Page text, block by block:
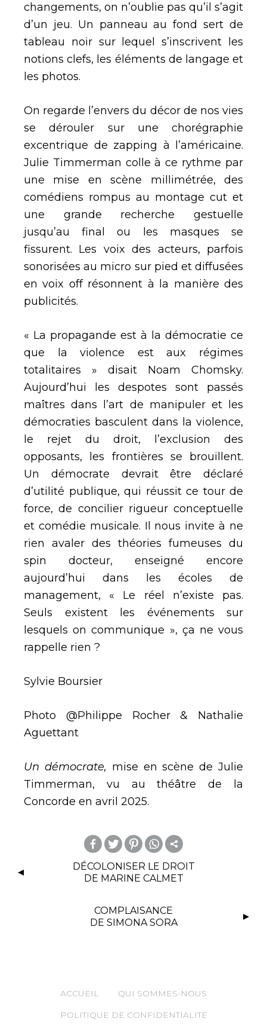
changements, on n’oublie pas qu’il s’agit
d’un jeu. Un panneau au fond sert de
tableau noir sur lequel s’inscrivent les
notions clefs, les éléments de langage et
les photos.
On regarde l’envers du décor de nos vies
se dérouler sur une chorégraphie
excentrique de zapping à l’américaine.
Julie Timmerman colle à ce rythme par
une mise en scène millimétrée, des
comédiens rompus au montage cut et
une grande recherche gestuelle
jusqu’au final ou les masques se
fissurent. Les voix des acteurs, parfois
sonorisées au micro sur pied et diffusées
en voix off résonnent à la manière des
publicités.
« La propagande est à la démocratie ce
que la violence est aux régimes
totalitaires » disait Noam Chomsky.
Aujourd’hui les despotes sont passés
maîtres dans l’art de manipuler et les
démocraties basculent dans la violence,
le rejet du droit, l’exclusion des
opposants, les frontières se brouillent.
Un démocrate devrait être déclaré
d’utilité publique, qui réussit ce tour de
force, de concilier rigueur conceptuelle
et comédie musicale. Il nous invite à ne
rien avaler des théories fumeuses du
spin docteur, enseigné encore
aujourd’hui dans les écoles de
management, « Le réel n’existe pas.
Seuls existent les événements sur
lesquels on communique », ça ne vous
rappelle rien ?
Sylvie Boursier
Photo @Philippe Rocher & Nathalie
Aguettant
Un démocrate, mise en scène de Julie
Timmerman, vu au théâtre de la
Concorde en avril 2025.
m
or
DÉCOLONISER LE DROIT
DE MARINE CALMET
COMPLAISANCE
DE SIMONA SORA
ACCUEIL
QUI SOMMES-NOUS
POLITIQUE DE CONFIDENTIALITÉ